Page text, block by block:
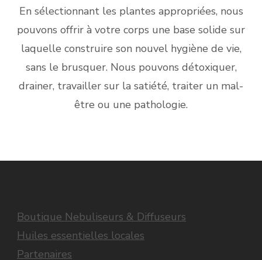
En sélectionnant les plantes appropriées, nous
pouvons offrir à votre corps une base solide sur
laquelle construire son nouvel hygiène de vie,
sans le brusquer. Nous pouvons détoxiquer,
drainer, travailler sur la satiété, traiter un mal-
être ou une pathologie.
Boutique Nebuliseurs & Diffuseurs
Huiles essentielles locales
Partenaires